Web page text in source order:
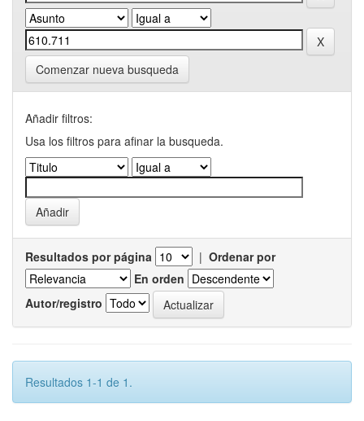
Comenzar nueva busqueda
Añadir filtros:
Usa los filtros para afinar la busqueda.
Resultados por página | Ordenar por
En orden
Autor/registro
Resultados 1-1 de 1.